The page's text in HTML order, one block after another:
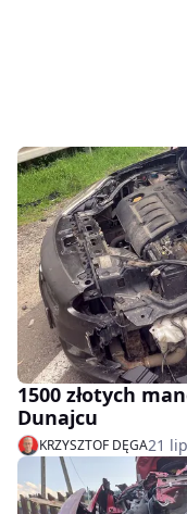
1500 złotych
Dunajcu
KRZYSZTOF DĘGA21